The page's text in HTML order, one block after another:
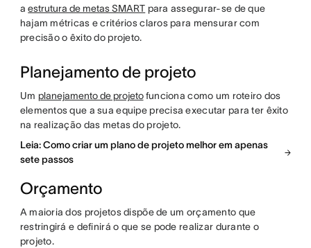
aestrutura de metas SMART para assegurar-se de que
hajam métricas e critérios claros para mensurar com
precisão o êxito do projeto.
Planejamento de projeto
Um planejamento de projetofunciona como um roteiro dos
elementos que a sua equipe precisa executar para ter êxito
na realização das metas do projeto.
Leia: Como criar um plano de projeto melhor em apenas
sete passos
Orçamento
A maioria dos projetos dispõe de um orçamento que
restringirá e definirá o que se pode realizar durante o
projeto.